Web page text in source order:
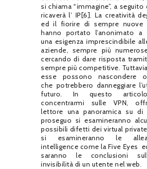
si chiama “immagine”, a seguito
ricaverà l’ IP[6]. La creatività
ed il fiorire di sempre nuove
hanno portato l’anonimato a
una esigenza imprescindibile
aziende, sempre più
cercando di dare risposta
sempre più competitive.
esse possono nascondere
che potrebbero danneggiare
futuro. In questo
concentrarmi sulle VPN,
lettore una panoramica su di
proseguo si esamineranno
possibili difetti dei virtual
si esamineranno le
intelligence come la Five Eyes
saranno le conclusioni
invisibilità di un utente nel web.